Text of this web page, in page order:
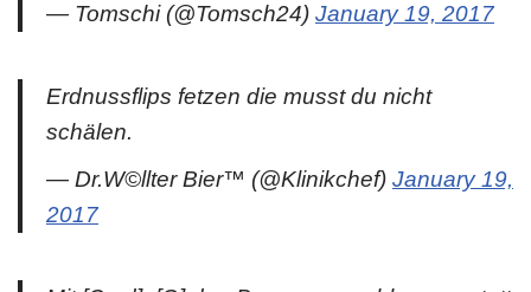
— Tomschi (@Tomsch24) January 19, 2017
Erdnussflips fetzen die musst du nicht
schälen.
— Dr.W©llter Bier™ (@Klinikchef) January 19,
2017